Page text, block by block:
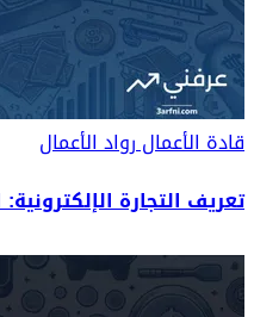
قادة الأعمالرواد الأعمال
تعريف التجارة الإلكترونية: